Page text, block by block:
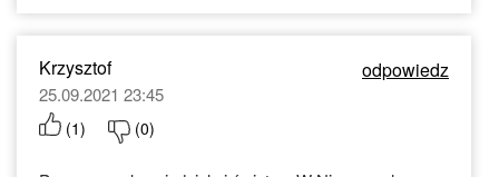
Krzysztof odpowiedz
25.09.2021 23:45
(1) (0)